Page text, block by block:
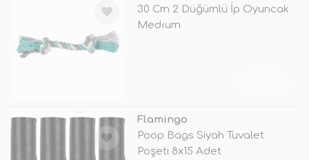
30 Cm 2 Düğümlü İp Oyuncak
Medıum
Flamingo
Poop Bags Siyah Tuvalet
Poşeti 8x15 Adet